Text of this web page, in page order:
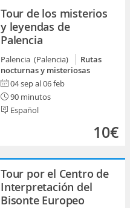
Tour de los misterios
y leyendas de
Palencia
Palencia (Palencia)
Rutas
nocturnas y misteriosas
04 sep al 06 feb
90 minutos
Español
10€
Tour por el Centro de
Interpretación del
Bisonte Europeo